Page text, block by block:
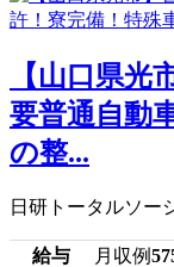
【山口県光
要普通自動
の整...
日研トータルソー
給与 月収例